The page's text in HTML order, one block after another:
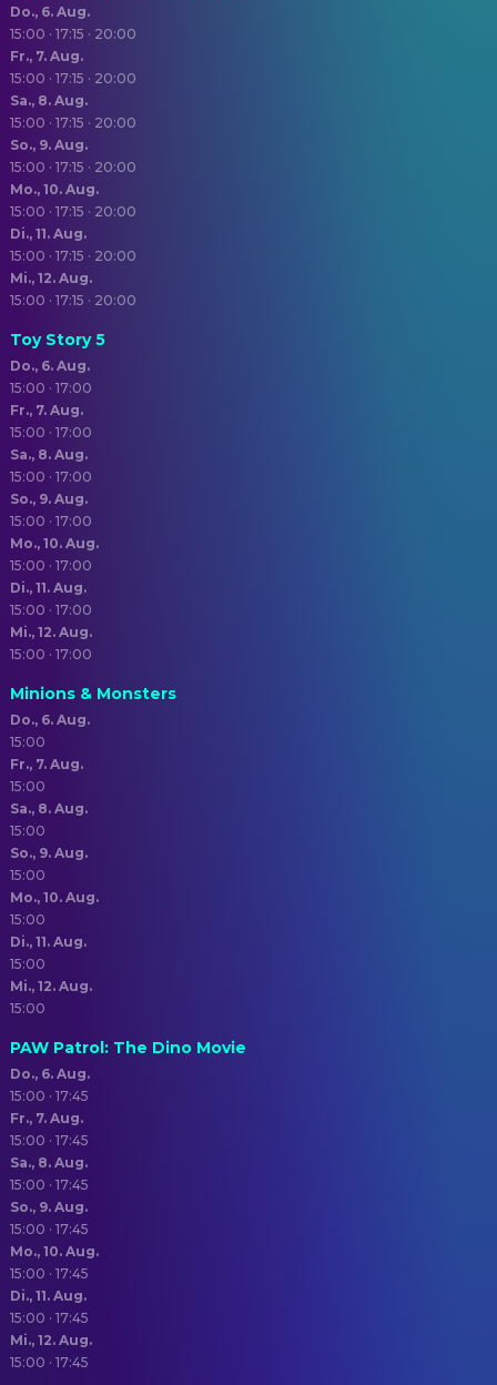
Do., 6. Aug.
15:00 · 17:15 · 20:00
Fr., 7. Aug.
15:00 · 17:15 · 20:00
Sa., 8. Aug.
15:00 · 17:15 · 20:00
So., 9. Aug.
15:00 · 17:15 · 20:00
Mo., 10. Aug.
15:00 · 17:15 · 20:00
Di., 11. Aug.
15:00 · 17:15 · 20:00
Mi., 12. Aug.
15:00 · 17:15 · 20:00
Toy Story 5
Do., 6. Aug.
15:00 · 17:00
Fr., 7. Aug.
15:00 · 17:00
Sa., 8. Aug.
15:00 · 17:00
So., 9. Aug.
15:00 · 17:00
Mo., 10. Aug.
15:00 · 17:00
Di., 11. Aug.
15:00 · 17:00
Mi., 12. Aug.
15:00 · 17:00
Minions & Monsters
Do., 6. Aug.
15:00
Fr., 7. Aug.
15:00
Sa., 8. Aug.
15:00
So., 9. Aug.
15:00
Mo., 10. Aug.
15:00
Di., 11. Aug.
15:00
Mi., 12. Aug.
15:00
PAW Patrol: The Dino Movie
Do., 6. Aug.
15:00 · 17:45
Fr., 7. Aug.
15:00 · 17:45
Sa., 8. Aug.
15:00 · 17:45
So., 9. Aug.
15:00 · 17:45
Mo., 10. Aug.
15:00 · 17:45
Di., 11. Aug.
15:00 · 17:45
Mi., 12. Aug.
15:00 · 17:45